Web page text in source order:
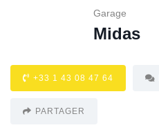
Garage
Midas
+33 1 43 08 47 64
PARTAGER